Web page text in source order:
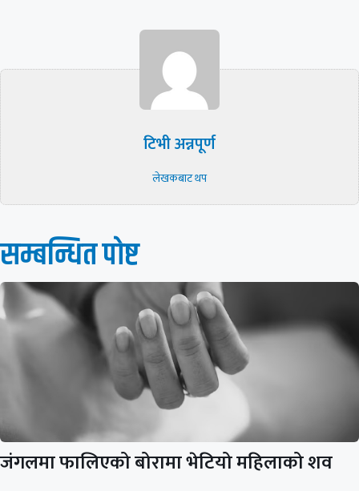
टिभी अन्नपूर्ण
लेखकबाट थप
सम्बन्धित पाेष्ट
जंगलमा फालिएको बोरामा भेटियो महिलाको शव